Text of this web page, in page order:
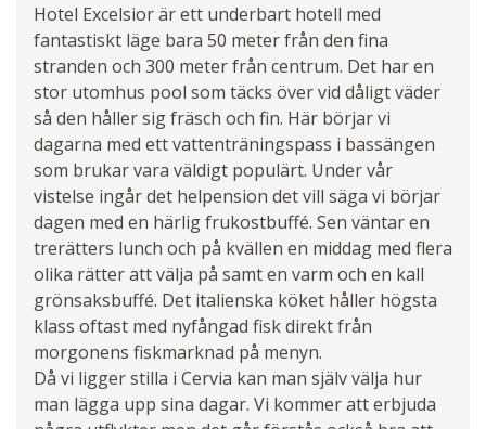
Hotel Excelsior är ett underbart hotell med
fantastiskt läge bara 50 meter från den fina
stranden och 300 meter från centrum. Det har en
stor utomhus pool som täcks över vid dåligt väder
så den håller sig fräsch och fin. Här börjar vi
dagarna med ett vattenträningspass i bassängen
som brukar vara väldigt populärt. Under vår
vistelse ingår det helpension det vill säga vi börjar
dagen med en härlig frukostbuffé. Sen väntar en
trerätters lunch och på kvällen en middag med flera
olika rätter att välja på samt en varm och en kall
grönsaksbuffé. Det italienska köket håller högsta
klass oftast med nyfångad fisk direkt från
morgonens fiskmarknad på menyn.
Då vi ligger stilla i Cervia kan man själv välja hur
man lägga upp sina dagar. Vi kommer att erbjuda